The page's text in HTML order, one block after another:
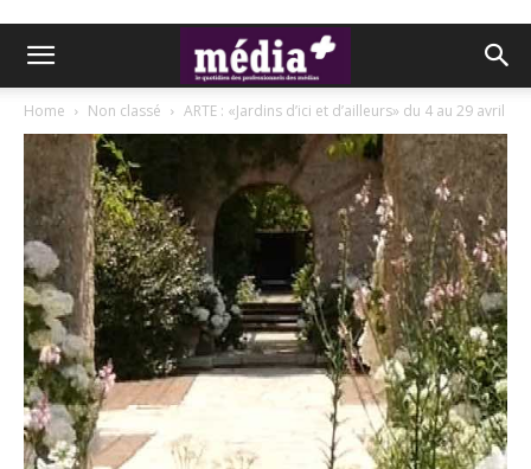
Home Non classé ARTE : «Jardins d’ici et d’ailleurs» du 4 au 29 avril